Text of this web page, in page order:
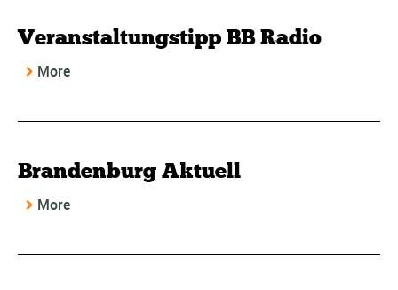
Veranstaltungstipp BB Radio
More
Brandenburg Aktuell
More